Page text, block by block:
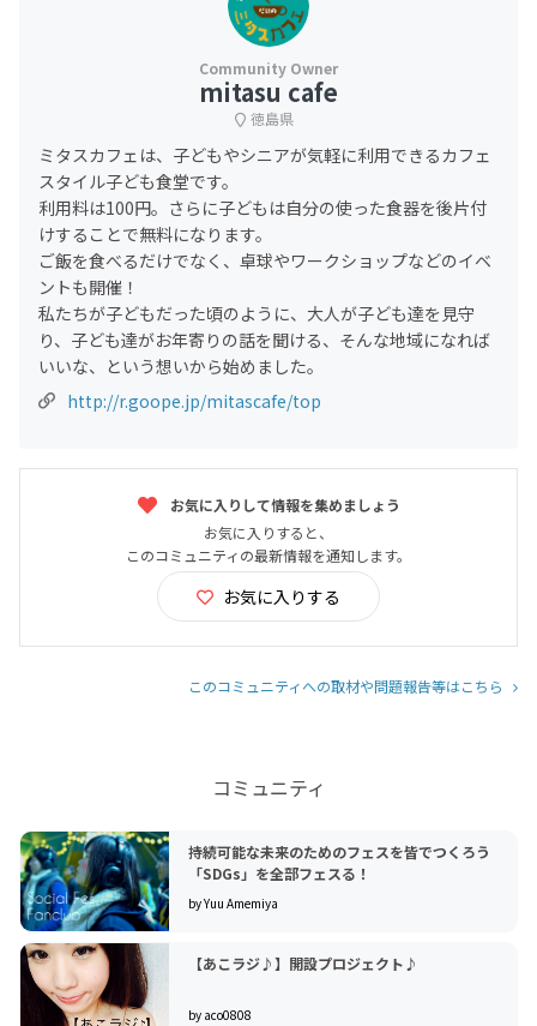
mitasu cafe
徳島県
ミタスカフェは、子どもやシニアが気軽に利用できるカフェ
スタイル子ども食堂です。
利用料は100円。さらに子どもは自分の使った食器を後片付
けすることで無料になります。
ご飯を食べるだけでなく、卓球やワークショップなどのイベ
ントも開催！
私たちが子どもだった頃のように、大人が子ども達を見守
り、子ども達がお年寄りの話を聞ける、そんな地域になれば
いいな、という想いから始めました。
http://r.goope.jp/mitascafe/top
お気に入りして情報を集めましょう
お気に入りすると、
このコミュニティの最新情報を通知します。
お気に入りする
このコミュニティへの取材や問題報告等はこちら
コミュニティ
持続可能な未来のためのフェスを皆でつくろう
「SDGs」を全部フェスる！
by Yuu Amemiya
【あこラジ♪】開設プロジェクト♪
by aco0808